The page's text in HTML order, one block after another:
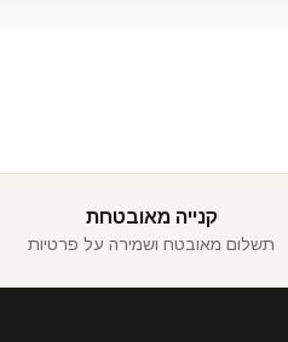
קנייה מאובטחת
תשלום מאובטח ושמירה על פרטיות